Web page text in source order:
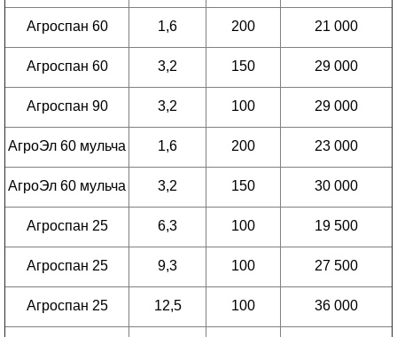
Агроспан 60 1,6 200 21 000
Агроспан 60 3,2 150 29 000
Агроспан 90 3,2 100 29 000
АгроЭл 60 мульча 1,6 200 23 000
АгроЭл 60 мульча 3,2 150 30 000
Агроспан 25 6,3 100 19 500
Агроспан 25 9,3 100 27 500
Агроспан 25 12,5 100 36 000